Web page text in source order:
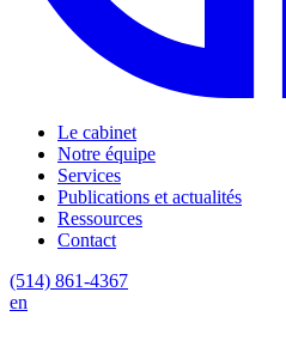
Le cabinet
Notre équipe
Services
Publications et actualités
Ressources
Contact
(514) 861-4367
en